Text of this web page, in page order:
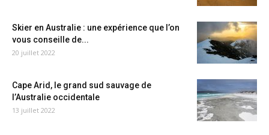
Skier en Australie : une expérience que l’on
vous conseille de...
20 juillet 2022
Cape Arid, le grand sud sauvage de
l’Australie occidentale
13 juillet 2022